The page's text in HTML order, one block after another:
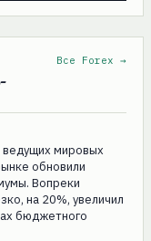
Все Forex →
ведущих мировых
обновили
Вопреки
на 20%, увеличил
бюджетного